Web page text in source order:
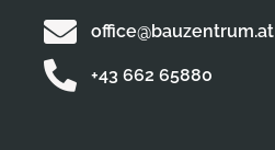
office@bauzentrum.at
+43 662 65880